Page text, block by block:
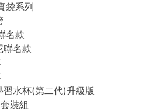
袋系列
名款
聯名款
習水杯(第二代)升級版
裝組